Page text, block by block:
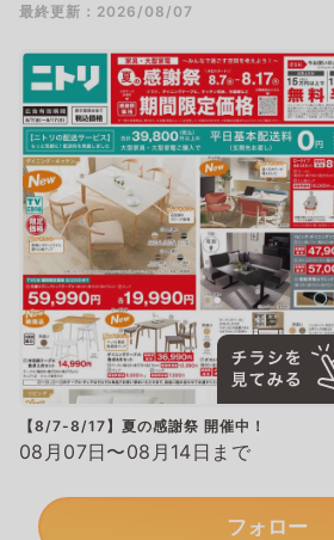
最終更新：2026/08/07
【8/7-8/17】夏の感謝祭 開催中！
08月07日〜08月14日まで
フォロー